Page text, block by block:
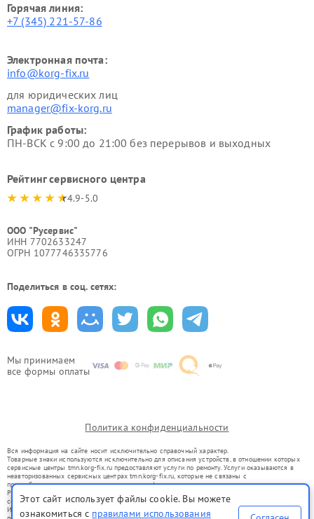
Мы принимаем
все формы оплаты
Горячая линия:
+7 (345) 221-57-86
Электронная почта:
info@korg-fix.ru
для юридических лиц
manager@fix-korg.ru
График работы:
ПН-ВСК с 9:00 до 21:00 без перерывов и выходных
Рейтинг сервисного центра
4.9-5.0
ООО "Русервис"
ИНН 7702633247
ОГРН 1077746335776
Поделиться в соц. сетях:
Политика конфиденциальности
Вся информация на сайте носит исключительно справочный характер.
Товарные знаки используются исключительно для описания устройств, в отношении которых
сервисные центры tmn.korg-fix.ru предоставляют услуги по ремонту. Услуги оказываются в
неавторизованных сервисных центрах tmn.korg-fix.ru, которые не связаны с
правообладателями товарных знаков или их официальными представителями.
Ремонт осуществляется для устройств, уже введенных в гражданский оборот в соответствии
со статьей 1487 ГК РФ.
Использование товарных знаков не преследует цели индивидуализации услуг или введения
Этот сайт использует файлы cookie. Вы можете
ознакомиться с правилами использования